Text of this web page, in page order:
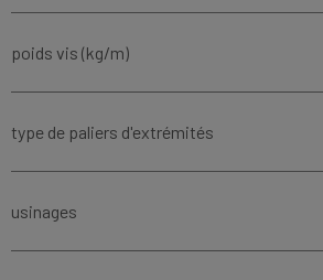
poids vis (kg/m)
type de paliers d'extrémités
usinages